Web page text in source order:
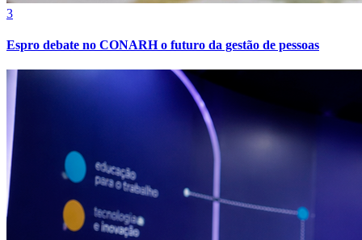
Bahia
3
Espro debate no CONARH o futuro da gestão de pessoas